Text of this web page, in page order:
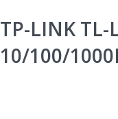
TP-LINK
10/100/